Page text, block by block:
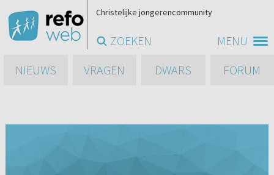
MENU
Christelijke jongerencommunity
ZOEKEN
NIEUWS
VRAGEN DWARS FORUM